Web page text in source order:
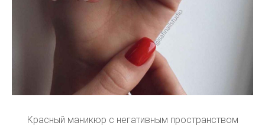
Красный маникюр с негативным пространством